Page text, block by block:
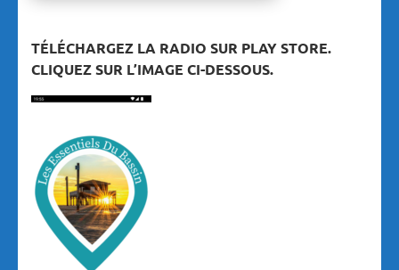
TÉLÉCHARGEZ LA RADIO SUR PLAY STORE.
CLIQUEZ SUR L’IMAGE CI-DESSOUS.